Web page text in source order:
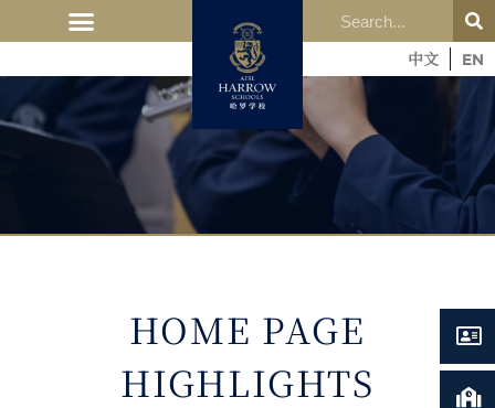
中文 EN
HOME PAGE
HIGHLIGHTS